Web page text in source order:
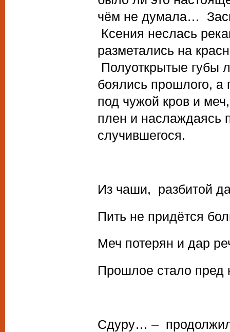
чём не думала…
Ксения неслась
разметались на
Полуоткрытые губы
боялись прошлого, а
под чужой кров и
плен и наслаждаясь
случившегося.
Из чаши, разбитой
Пить не придётся
Меч потерян и дар
Прошлое стало
Сдуру… –